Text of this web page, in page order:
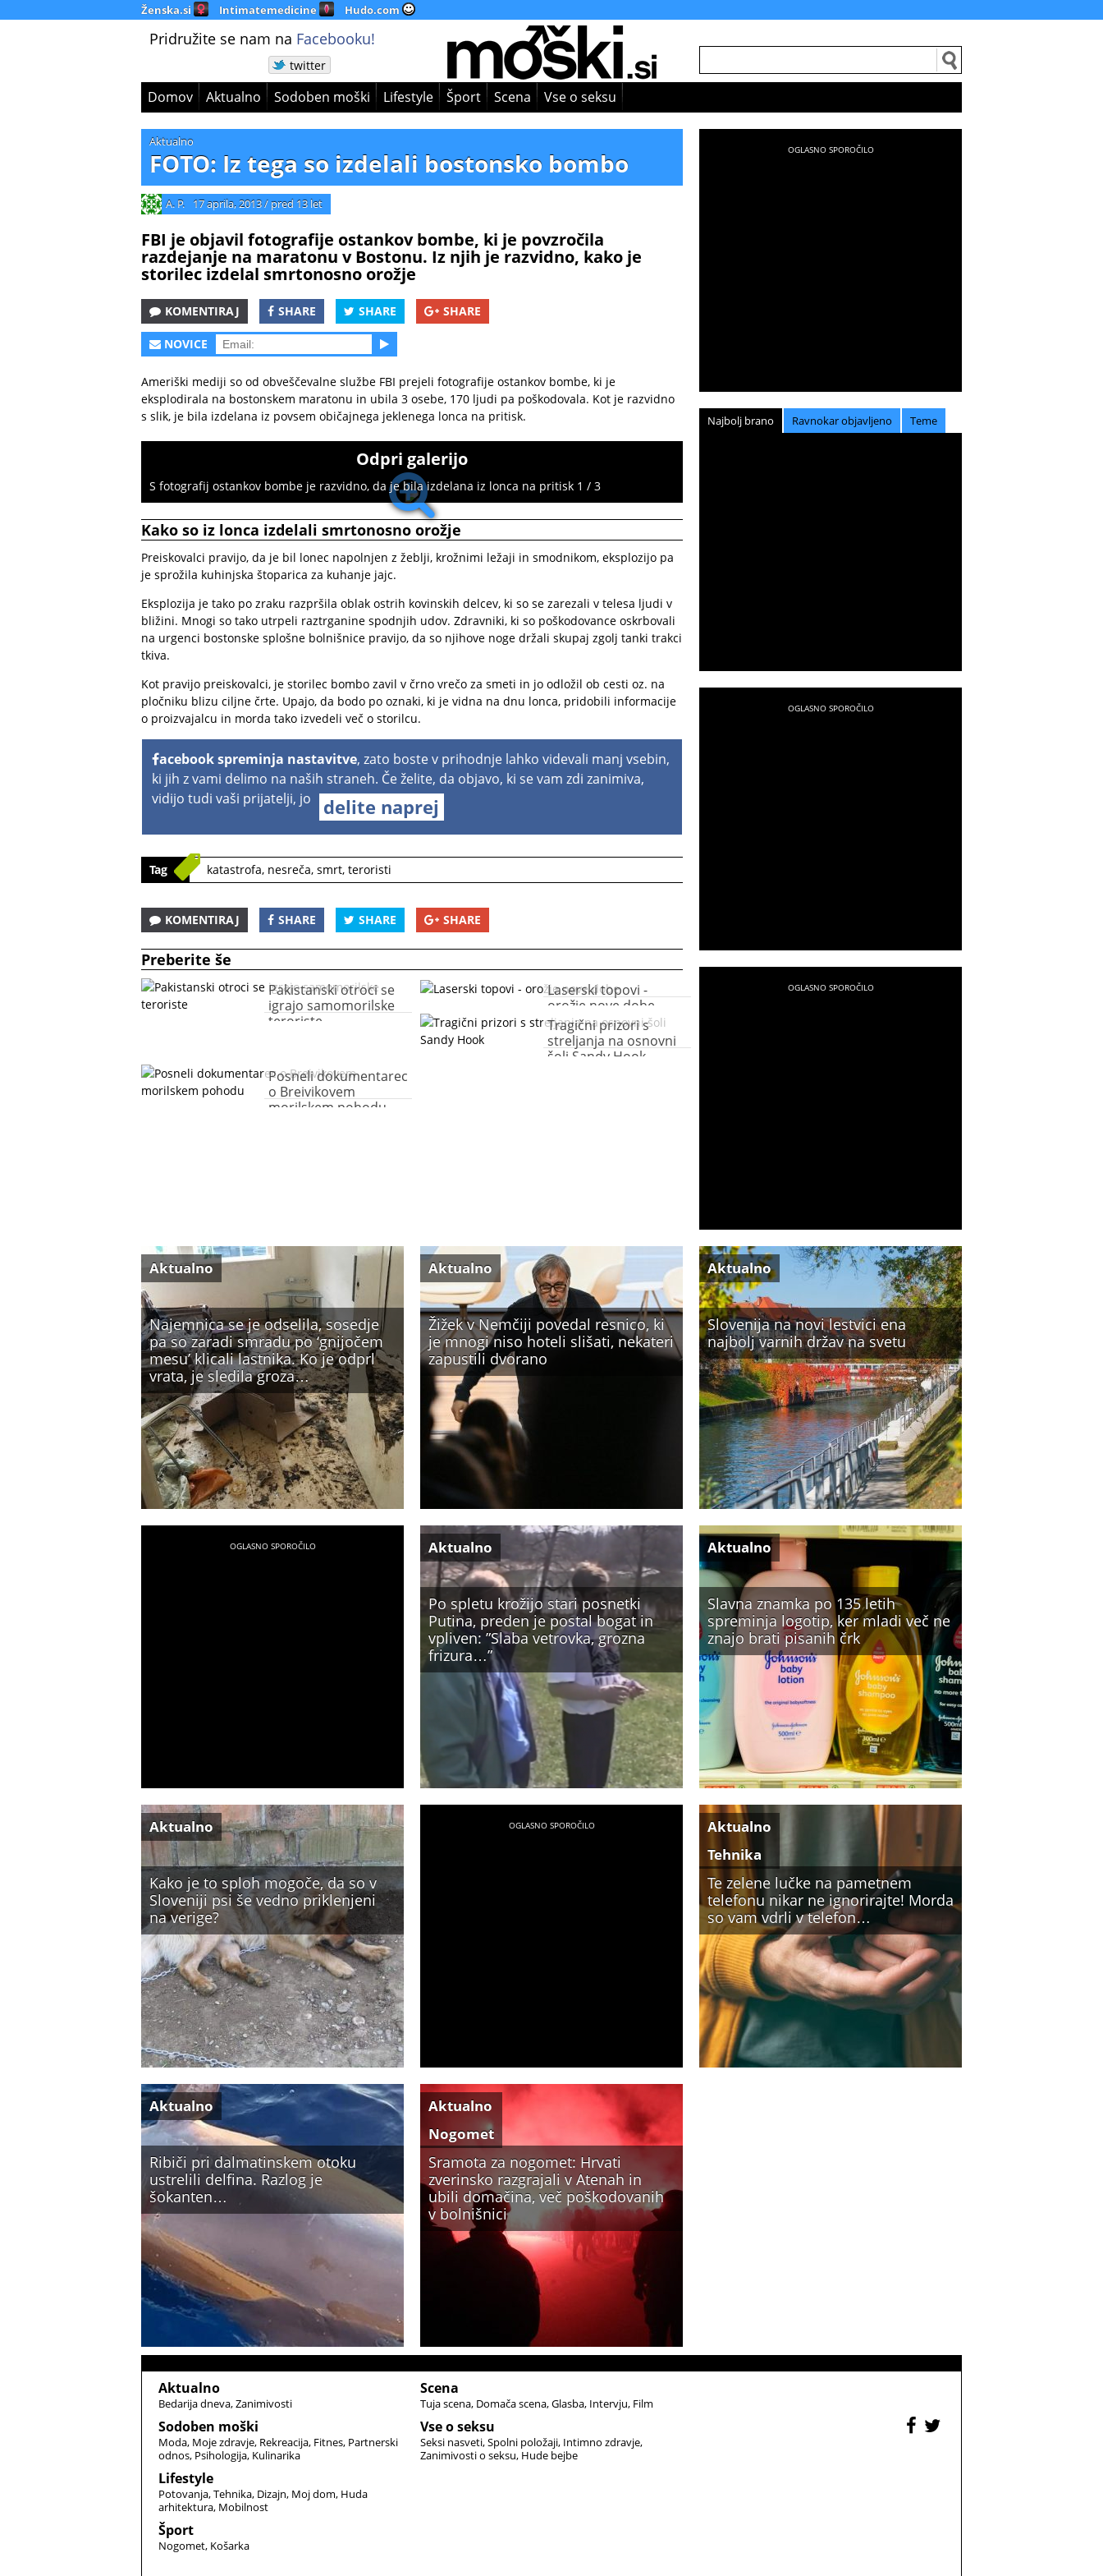
Ženska.si Intimatemedicine Hudo.com
Pridružite se nam na Facebooku!
twitter
Domov Aktualno Sodoben moški Lifestyle Šport Scena Vse o seksu
Aktualno
FOTO: Iz tega so izdelali bostonsko bombo
A. P. 17 aprila, 2013/ pred 13 let
FBI je objavil fotografije ostankov bombe, ki je povzročila
razdejanje na maratonu v Bostonu. Iz njih je razvidno, kako je
storilec izdelal smrtonosno orožje
KOMENTIRAJ SHARE SHARE SHARE
NOVICE
Ameriški mediji so od obveščevalne službe FBI prejeli fotografije ostankov bombe, ki je
eksplodirala na bostonskem maratonu in ubila 3 osebe, 170 ljudi pa poškodovala. Kot je razvidno
s slik, je bila izdelana iz povsem običajnega jeklenega lonca na pritisk.
Odpri galerijo
S fotografij ostankov bombe je razvidno, da je bila izdelana iz lonca na pritisk 1 / 3
Kako so iz lonca izdelali smrtonosno orožje
Preiskovalci pravijo, da je bil lonec napolnjen z žeblji, krožnimi ležaji in smodnikom, eksplozijo pa
je sprožila kuhinjska štoparica za kuhanje jajc.
Eksplozija je tako po zraku razpršila oblak ostrih kovinskih delcev, ki so se zarezali v telesa ljudi v
bližini. Mnogi so tako utrpeli raztrganine spodnjih udov. Zdravniki, ki so poškodovance oskrbovali
na urgenci bostonske splošne bolnišnice pravijo, da so njihove noge držali skupaj zgolj tanki trakci
tkiva.
Kot pravijo preiskovalci, je storilec bombo zavil v črno vrečo za smeti in jo odložil ob cesti oz. na
pločniku blizu ciljne črte. Upajo, da bodo po oznaki, ki je vidna na dnu lonca, pridobili informacije
o proizvajalcu in morda tako izvedeli več o storilcu.
acebook spreminja nastavitve, zato boste v prihodnje lahko videvali manj vsebin,
ki jih z vami delimo na naših straneh. Če želite, da objavo, ki se vam zdi zanimiva,
vidijo tudi vaši prijatelji, jo
delite naprej
Tag katastrofa, nesreča, smrt, teroristi
KOMENTIRAJ SHARE SHARE SHARE
Preberite še
Pakistanski otroci se
igrajo samomorilske
teroriste
Laserski topovi -
orožje nove dobe
Tragični prizori s
streljanja na osnovni
šoli Sandy Hook
Posneli dokumentarec
o Breivikovem
morilskem pohodu
Najbolj brano Ravnokar objavljeno Teme
Najemnica se je odselila, sosedje
pa so zaradi smradu po ‘gnijočem
mesu’ klicali lastnika. Ko je odprl
vrata, je sledila groza…
Aktualno
Žižek v Nemčiji povedal resnico, ki
je mnogi niso hoteli slišati, nekateri
zapustili dvorano
Aktualno
Slovenija na novi lestvici ena
najbolj varnih držav na svetu
Aktualno
Po spletu krožijo stari posnetki
Putina, preden je postal bogat in
vpliven: ”Slaba vetrovka, grozna
frizura…”
Aktualno
Slavna znamka po 135 letih
spreminja logotip, ker mladi več ne
znajo brati pisanih črk
Aktualno
Kako je to sploh mogoče, da so v
Sloveniji psi še vedno priklenjeni
na verige?
Aktualno
Te zelene lučke na pametnem
telefonu nikar ne ignorirajte! Morda
so vam vdrli v telefon…
Aktualno
Tehnika
Ribiči pri dalmatinskem otoku
ustrelili delfina. Razlog je
šokanten…
Aktualno
Sramota za nogomet: Hrvati
zverinsko razgrajali v Atenah in
ubili domačina, več poškodovanih
v bolnišnici
Aktualno
Nogomet
Aktualno
Bedarija dneva Zanimivosti
Sodoben moški
Moda Moje zdravje Rekreacija Fitnes Partnerski
odnos Psihologija Kulinarika
Lifestyle
Potovanja Tehnika Dizajn Moj dom Huda
arhitektura Mobilnost
Šport
Nogomet Košarka
Scena
Tuja scena Domača scena Glasba Intervju Film
Vse o seksu
Seksi nasveti Spolni položaji Intimno zdravje
Zanimivosti o seksu Hude bejbe